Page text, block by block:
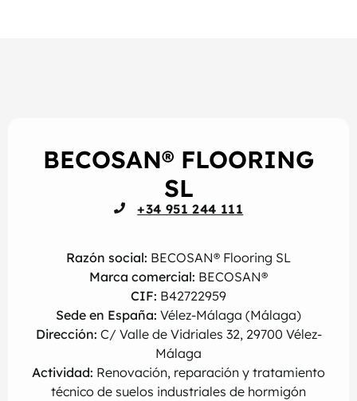
BECOSAN® FLOORING
SL
+34 951 244 111
Razón social: BECOSAN® Flooring SL
Marca comercial: BECOSAN®
CIF: B42722959
Sede en España: Vélez-Málaga (Málaga)
Dirección: C/ Valle de Vidriales 32, 29700 Vélez-
Málaga
Actividad: Renovación, reparación y tratamiento
técnico de suelos industriales de hormigón